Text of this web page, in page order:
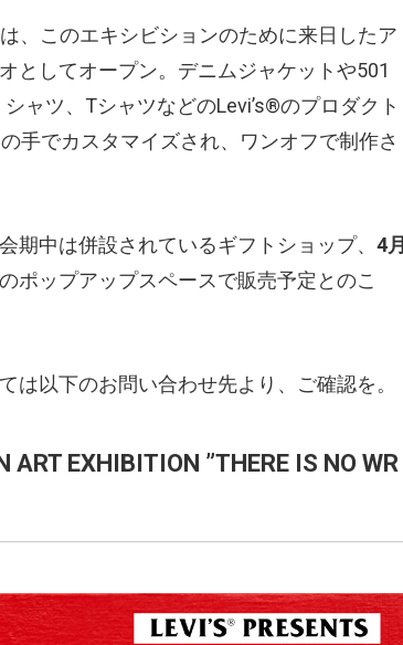
、このエキシビションのために来日したア
としてオープン。デニムジャケットや501
ャツ、TシャツなどのLevi’s®のプロダクト
手でカスタマイズされ、ワンオフで制作さ
期中は併設されているギフトショップ、 4月
ポップアップスペースで販売予定とのこ
は以下のお問い合わせ先より、ご確認を。
EXHIBITION ”THERE IS NO WR